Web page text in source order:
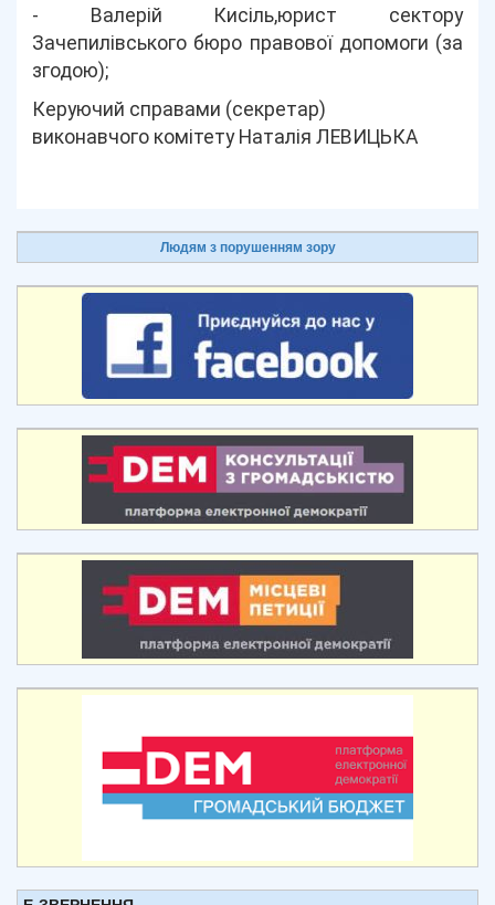
- Валерій Кисіль,юрист сектору
Зачепилівського бюро правової допомоги (за
згодою);
Керуючий справами (секретар)
виконавчого комітету Наталія ЛЕВИЦЬКА
Людям з порушенням зору